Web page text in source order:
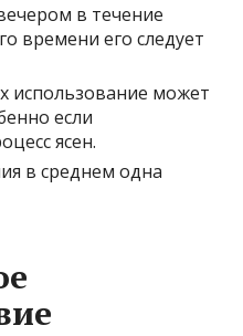
в течение
времени его следует
использование может
если
ясен.
в среднем одна